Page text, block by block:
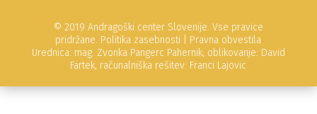
© 2019 Andragoški center Slovenije. Vse pravice
pridržane. Politika zasebnosti
Pravna obvestila
Urednica: mag. Zvonka Pangerc Pahernik, oblikovanje: David
Fartek, računalniška rešitev: Franci Lajovic